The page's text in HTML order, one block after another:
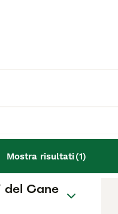
Mostra risultati(1)
un
Cane